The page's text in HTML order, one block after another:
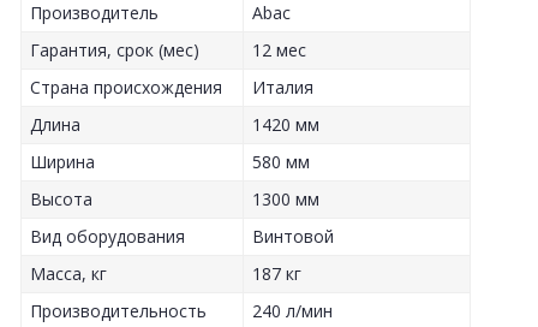
Производитель
Abac
Гарантия, срок (мес)
12 мес
Страна происхождения
Италия
Длина
1420 мм
Ширина
580 мм
Высота
1300 мм
Вид оборудования
Винтовой
Масса, кг
187 кг
Производительность
240 л/мин